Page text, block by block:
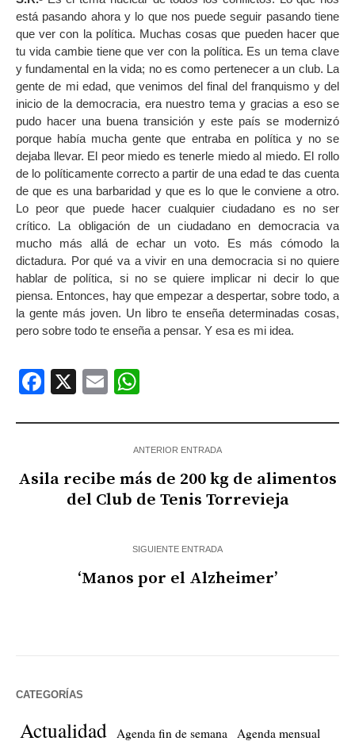
está pasando ahora y lo que nos puede seguir pasando tiene
que ver con la política. Muchas cosas que pueden hacer que
tu vida cambie tiene que ver con la política. Es un tema clave
y fundamental en la vida; no es como pertenecer a un club. La
gente de mi edad, que venimos del final del franquismo y del
inicio de la democracia, era nuestro tema y gracias a eso se
pudo hacer una buena transición y este país se modernizó
porque había mucha gente que entraba en política y no se
dejaba llevar. El peor miedo es tenerle miedo al miedo. El rollo
de lo políticamente correcto a partir de una edad te das cuenta
de que es una barbaridad y que es lo que le conviene a otro.
Lo peor que puede hacer cualquier ciudadano es no ser
crítico. La obligación de un ciudadano en democracia va
mucho más allá de echar un voto. Es más cómodo la
dictadura. Por qué va a vivir en una democracia si no quiere
hablar de política, si no se quiere implicar ni decir lo que
piensa. Entonces, hay que empezar a despertar, sobre todo, a
la gente más joven. Un libro te enseña determinadas cosas,
pero sobre todo te enseña a pensar. Y esa es mi idea.
Facebook
X Email
ANTERIOR ENTRADA
Asila recibe más de 200 kg de alimentos
del Club de Tenis Torrevieja
SIGUIENTE ENTRADA
‘Manos por el Alzheimer’
CATEGORÍAS
Actualidad Agenda fin de semana Agenda mensual